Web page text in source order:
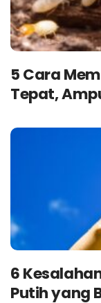
5 Cara
Tepat,
6
Putih yang